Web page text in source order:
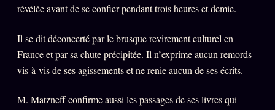
révélée avant de se confier pendant trois heures et demie.
Il se dit déconcerté par le brusque revirement culturel en
France et par sa chute précipitée. Il n’exprime aucun remords
vis-à-vis de ses agissements et ne renie aucun de ses écrits.
M. Matzneff confirme aussi les passages de ses livres qui